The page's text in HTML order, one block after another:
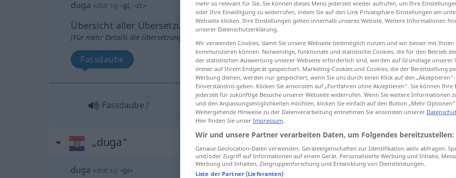
duga <dat sg -gi, -zi>
Übersicht aller Übersetzungen
(Für mehr Details die Übersetzung anklicken/antippen)
Fassdaube
Fassdaube f duga
„duga“
duga <dat sg -gi>
mehr so relevant für Sie. Sie können dieses Menü jederzeit wieder aufrufen, um Ihre
oder Ihre Einwilligung zu widerrufen, indem Sie auf den Link Privatsphäre-Einstellungen am
Webseite klicken. Ihre Einstellungen gelten innerhalb unseres Website. Weitere Informationen
unserer Datenschutzerklärung.
Wir verwenden Cookies, damit Sie unsere Webseite bestmöglich nutzen und wir besser mit Ihnen
kommunizieren können. Notwendige, funktionale und statistische Cookies, die für den Betrieb
der statistischen Auswertung unserer Webseite erforderlich sind, werden auf Grundlage unserer
immer auf Ihrem Endgerät gespeichert. Marketing-Cookies und Cookies, die der Bereitstellung
Werbung dienen, werden nur gespeichert, wenn Sie uns durch einen Klick auf den
Einverständnis geben. Klicken Sie ansonsten auf „Fortfahren ohne Akzeptieren“. Sie können Ihre
jederzeit für zukünftige Besuche unserer Webseite widerrufen. Wenn Sie weitere Informationen
und den Anpassungsmöglichkeiten möchten, klicken Sie einfach auf den Button „Mehr Optionen“.
Weitergehende Hinweise zu der Datenverarbeitung entnehmen Sie ansonsten unserer
Hier finden Sie unser Impressum.
Wir und unsere Partner verarbeiten Daten, um Folgendes bereitzustellen:
Genaue Geolocation-Daten verwenden. Geräteeigenschaften zur Identifikation aktiv abfragen.
und/oder Zugriff auf Informationen auf einem Gerät. Personalisierte Werbung und Inhalte,
Werbung und Inhalten, Zielgruppenforschung und Entwicklung von Dienstleistungen.
Liste der Partner (Lieferanten)